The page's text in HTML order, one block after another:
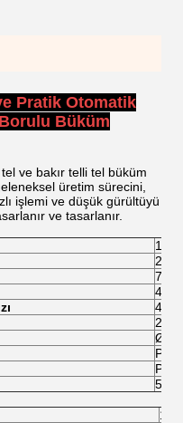
Pratik Otomatik
Büküm
ve bakır telli tel büküm
üretim sürecini,
işlemi ve düşük gürültüyü
ve tasarlanır.
1.0
7mm
44
22
1